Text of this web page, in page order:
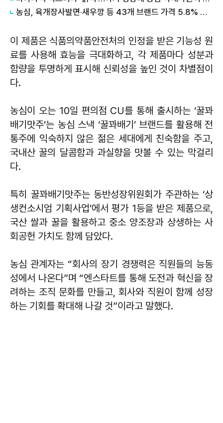
농심, 육개장사발면·새우깡 등 43개 브랜드 가격 5.8% 인상
이 제품은 식품의약품안전처의 인정을 받은 기능성 원
료를 사용해 효능을 극대화하고, 각 제품마다 성분과
함량을 투명하게 표시해 신뢰성을 높인 것이 차별점이
다.
농심이 오는 10일 편의점 CU를 통해 출시하는 ‘꿀꽈
배기맛주’는 농심 스낵 ‘꿀꽈배기’ 브랜드를 활용해 전
통주에 익숙하지 않은 젊은 세대에게 친숙함을 주고,
국내산 꿀의 달콤함과 과실향을 맛볼 수 있는 막걸리
다.
특히 꿀꽈배기맛주는 동반성장위원회가 주관하는 ‘상
생컨소시엄 기획사업’에서 평가 1등을 받은 제품으로,
국산 쌀과 꿀을 활용하고 중소 양조장과 상생하는 사
회공헌 가치도 함께 담았다.
농심 관계자는 “회사의 장기 경쟁력은 직원들의 능동
성에서 나온다”며 “엔스타트를 통해 도전과 혁신을 장
려하는 조직 문화를 만들고, 회사와 직원이 함께 성장
하는 기회를 확대해 나갈 것”이라고 말했다.